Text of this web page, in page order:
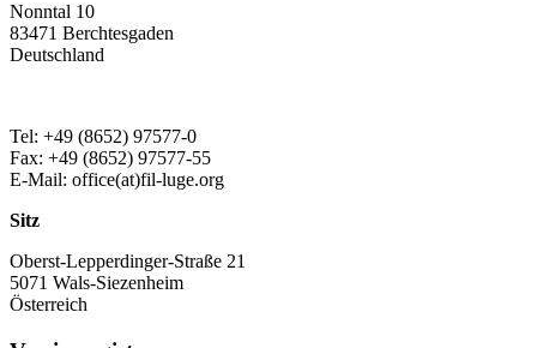
Nonntal 10
83471 Berchtesgaden
Deutschland
Tel: +49 (8652) 97577-0
Fax: +49 (8652) 97577-55
E-Mail: office(at)fil-luge.org
Sitz
Oberst-Lepperdinger-Straße 21
5071 Wals-Siezenheim
Österreich